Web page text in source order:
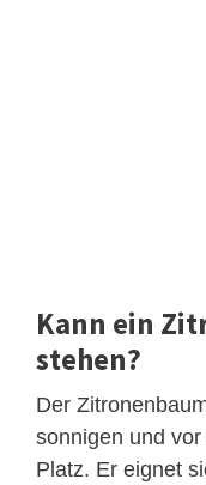
Kann ein
stehen?
Der
sonnigen und
Platz. Er eignet